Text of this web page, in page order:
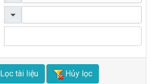
Lọc tài liệu Hủy lọc